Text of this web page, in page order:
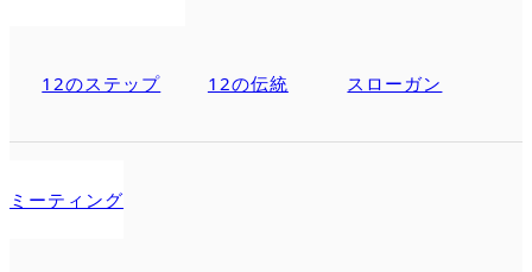
12のステップ 12の伝統 スローガン
ミーティング